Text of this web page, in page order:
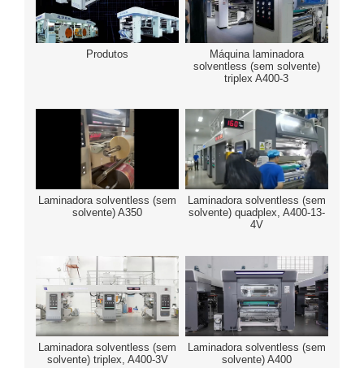
Produtos
Máquina laminadora
solventless (sem solvente)
triplex A400-3
Laminadora solventless (sem
solvente) A350
Laminadora solventless (sem
solvente) quadplex, A400-13-
4V
Laminadora solventless (sem
solvente) triplex, A400-3V
Laminadora solventless (sem
solvente) A400